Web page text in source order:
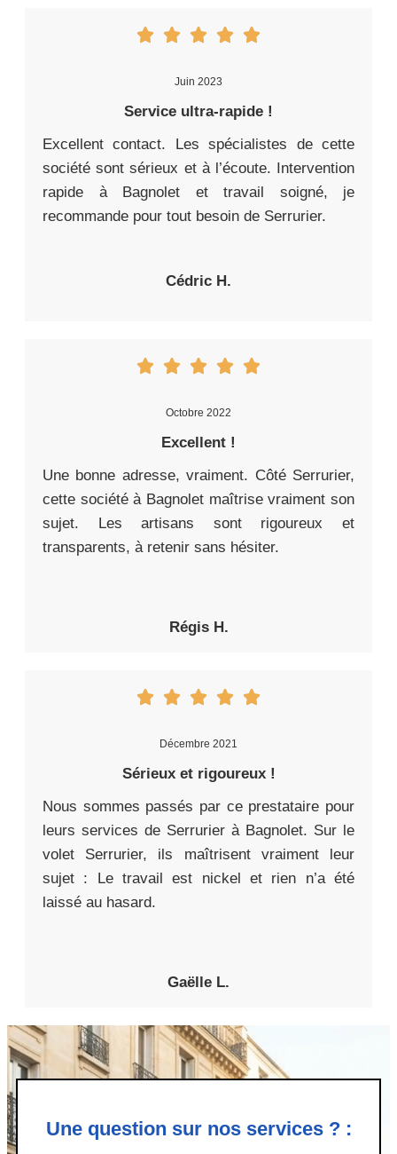
Juin 2023
Service ultra-rapide !
Excellent contact. Les spécialistes de cette
société sont sérieux et à l’écoute. Intervention
rapide à Bagnolet et travail soigné, je
recommande pour tout besoin de Serrurier.
Cédric H.
Octobre 2022
Excellent !
Une bonne adresse, vraiment. Côté Serrurier,
cette société à Bagnolet maîtrise vraiment son
sujet. Les artisans sont rigoureux et
transparents, à retenir sans hésiter.
Régis H.
Décembre 2021
Sérieux et rigoureux !
Nous sommes passés par ce prestataire pour
leurs services de Serrurier à Bagnolet. Sur le
volet Serrurier, ils maîtrisent vraiment leur
sujet : Le travail est nickel et rien n’a été
laissé au hasard.
Gaëlle L.
Une question sur nos services ? :